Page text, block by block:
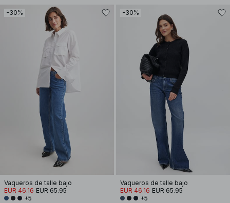
-30%
Vaqueros de talle bajo
EUR 46.16 EUR 65.95
+5
-30%
Vaqueros de talle bajo
EUR 46.16 EUR 65.95
+5